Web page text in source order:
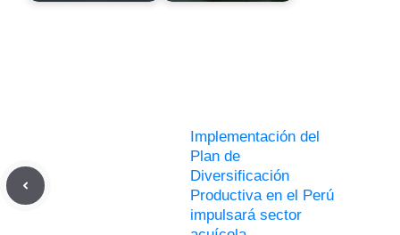
Implementación del
Plan de
Diversificación
Productiva en el Perú
impulsará sector